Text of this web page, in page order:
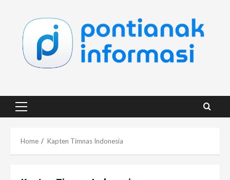
content
Primary
Home Kapten Timnas Indonesia